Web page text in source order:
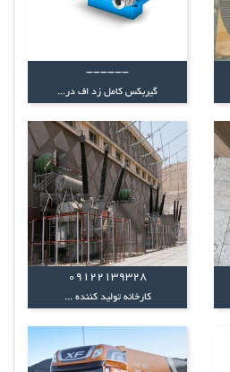
------
گیربکس کامل زد اف در...
09122139328
کارخانه تولید کننده ...